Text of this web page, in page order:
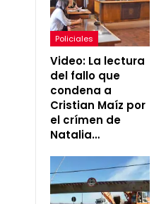
Policiales
Video: La lectura
del fallo que
condena a
Cristian Maíz por
el crímen de
Natalia…